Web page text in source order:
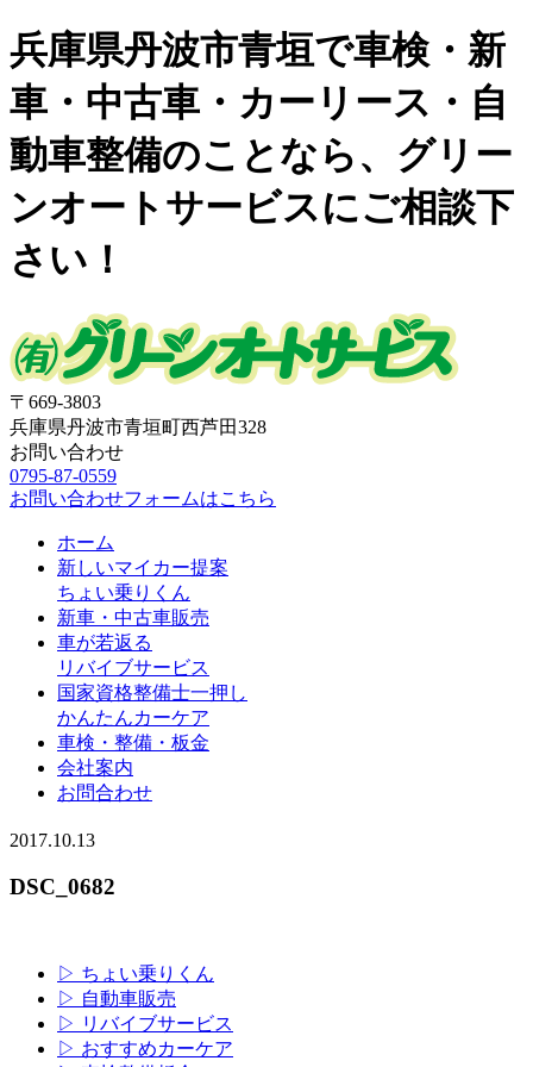
兵庫県丹波市青垣で車検・新
車・中古車・カーリース・自
動車整備のことなら、グリー
ンオートサービスにご相談下
さい！
〒669-3803
兵庫県丹波市青垣町西芦田328
お問い合わせ
0795-87-0559
お問い合わせフォームはこちら
ホーム
新しいマイカー提案
ちょい乗りくん
新車・中古車販売
車が若返る
リバイブサービス
国家資格整備士一押し
かんたんカーケア
車検・整備・板金
会社案内
お問合わせ
2017.10.13
DSC_0682
▷ ちょい乗りくん
▷ 自動車販売
▷ リバイブサービス
▷ おすすめカーケア